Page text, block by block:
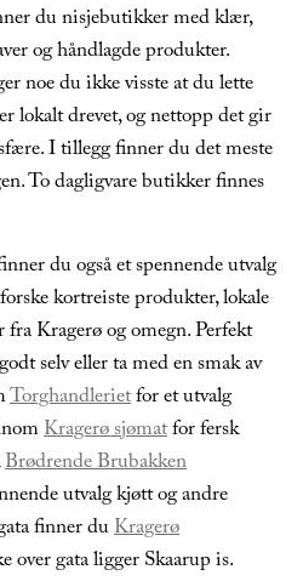
du nisjebutikker med klær,
og håndlagde produkter.
noe du ikke visste at du lette
lokalt drevet, og nettopp det gir
I tillegg finner du det meste
To dagligvare butikker finnes
du også et spennende utvalg
kortreiste produkter, lokale
fra Kragerø og omegn. Perfekt
selv eller ta med en smak av
Torghandlerietfor et utvalg
Kragerø sjømatfor fersk
Brødrende Brubakken
utvalg kjøtt og andre
finner duKragerø
over gata ligger Skaarup is.